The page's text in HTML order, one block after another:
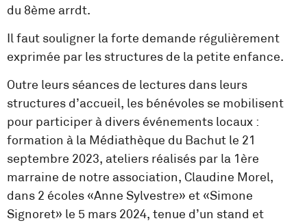
du 8ème arrdt.
Il faut souligner la forte demande régulièrement
exprimée par les structures de la petite enfance.
Outre leurs séances de lectures dans leurs
structures d’accueil, les bénévoles se mobilisent
pour participer à divers événements locaux :
formation à la Médiathèque du Bachut le 21
septembre 2023, ateliers réalisés par la 1ère
marraine de notre association, Claudine Morel,
dans 2 écoles «Anne Sylvestre» et «Simone
Signoret» le 5 mars 2024, tenue d’un stand et